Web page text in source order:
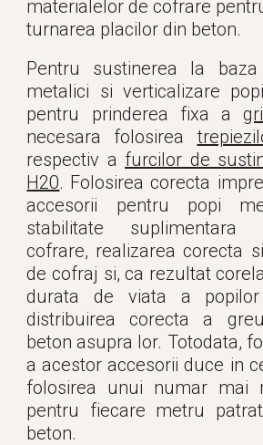
materialelor de cofrare
turnarea placilor din beton.
Pentru sustinerea la
metalici si verticalizare
pentru prinderea fixa a
necesara folosirea
respectiv a furcilor de
H20. Folosirea corecta
accesorii pentru popi
stabilitate
cofrare, realizarea corecta
de cofraj si, ca rezultat
durata de viata a
distribuirea corecta a
beton asupra lor. Totodata,
a acestor accesorii duce in
folosirea unui numar mai
pentru fiecare metru
beton.